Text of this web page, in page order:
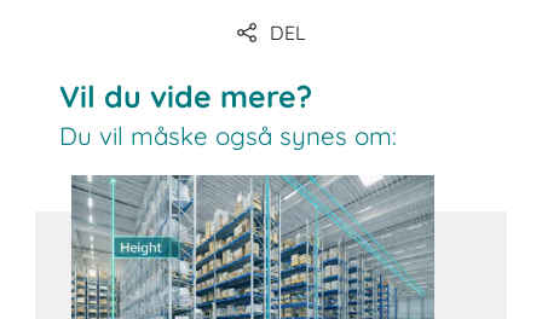
DEL
Vil du vide mere?
Du vil måske også synes om: